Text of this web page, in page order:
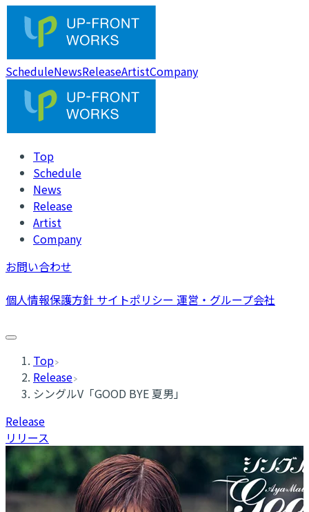
ScheduleNewsReleaseArtistCompany
Top
Schedule
News
Release
Artist
Company
お問い合わせ
個人情報保護方針 サイトポリシー 運営・グループ会社
Top
Release
シングルV「GOOD BYE 夏男」
Release
リリース